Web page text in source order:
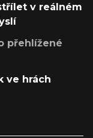
v reálném
přehlížené
ve hrách